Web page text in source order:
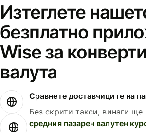
Изтеглете
безплатно
Wise за
валута
Сравнете доставчиците на
Без скрити такси, винаги ще
средния пазарен валутен